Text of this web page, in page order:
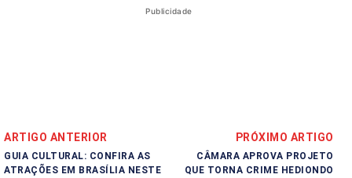
Publicidade
ARTIGO ANTERIOR
GUIA CULTURAL: CONFIRA AS
ATRAÇÕES EM BRASÍLIA NESTE
PRÓXIMO ARTIGO
CÂMARA APROVA PROJETO
QUE TORNA CRIME HEDIONDO